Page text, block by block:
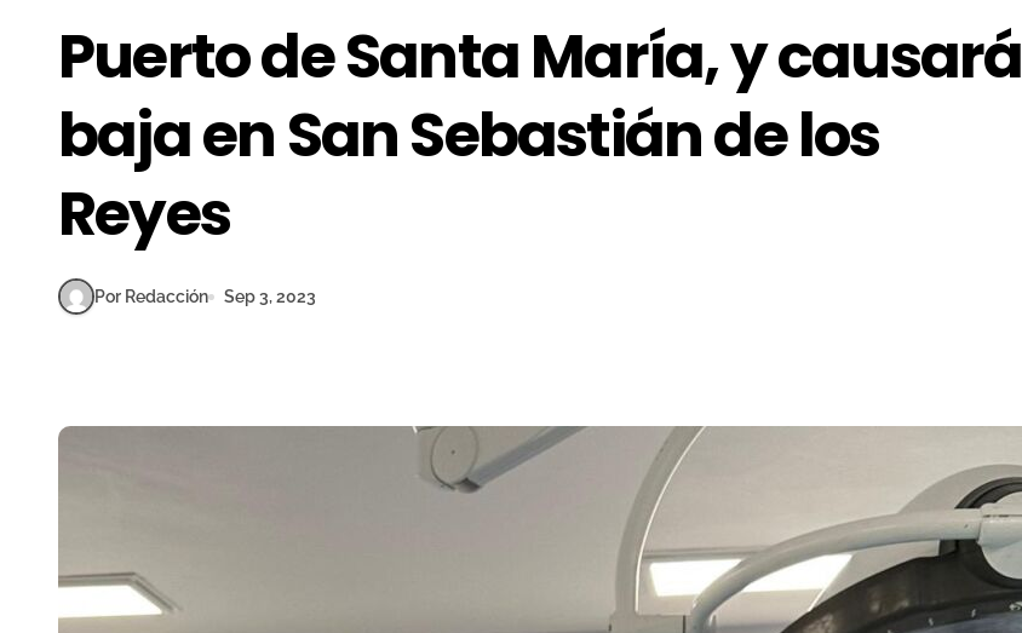
Puerto de Santa María, y causará
baja en San Sebastián de los
Reyes
Por Redacción Sep 3, 2023